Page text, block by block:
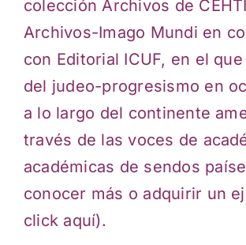
colección Archivos de
Archivos-Imago Mundi en
con Editorial ICUF, en el
del judeo-progresismo en
a lo largo del continente
través de las voces de
académicas de sendos
conocer más o adquirir un
click aquí).